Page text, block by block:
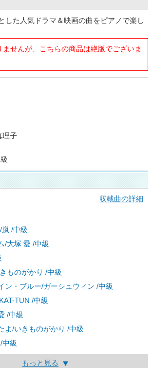
した人気ドラマ＆映画の曲をピアノで楽し
せんが、こちらの商品は絶版でございま
理子
収載曲の詳細
嵐 /中級
/大塚 愛 /中級
ものがかり /中級
ン・ブルー/ガーシュウィン /中級
KAT-TUN /中級
/中級
よ/いきものがかり /中級
/中級
もっと見る